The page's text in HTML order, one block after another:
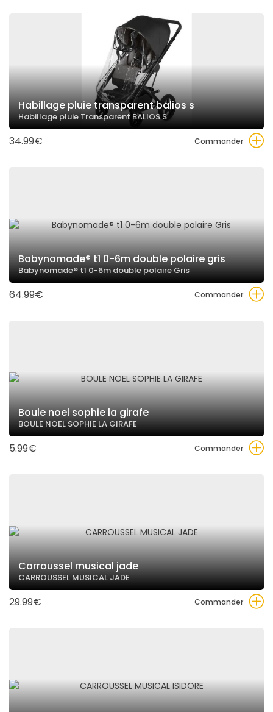
Habillage pluie transparent balios s
Habillage pluie Transparent BALIOS S
34.99€ Commander
Babynomade® t1 0-6m double polaire gris
Babynomade® t1 0-6m double polaire Gris
64.99€ Commander
Boule noel sophie la girafe
BOULE NOEL SOPHIE LA GIRAFE
5.99€ Commander
Carroussel musical jade
CARROUSSEL MUSICAL JADE
29.99€ Commander